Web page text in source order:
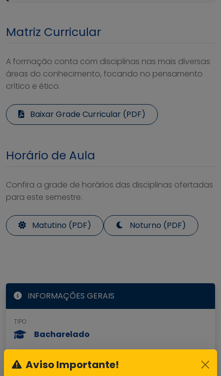
Matriz Curricular
A formação conta com disciplinas nas mais diversas
áreas do conhecimento, focando no pensamento
crítico e ético.
Baixar Grade Curricular (PDF)
Horário de Aula
Confira a grade de horários das disciplinas ofertadas
para este semestre.
Matutino (PDF) Noturno (PDF)
INFORMAÇÕES GERAIS
TIPO
Bacharelado
DURAÇÃO
Aviso Importante!